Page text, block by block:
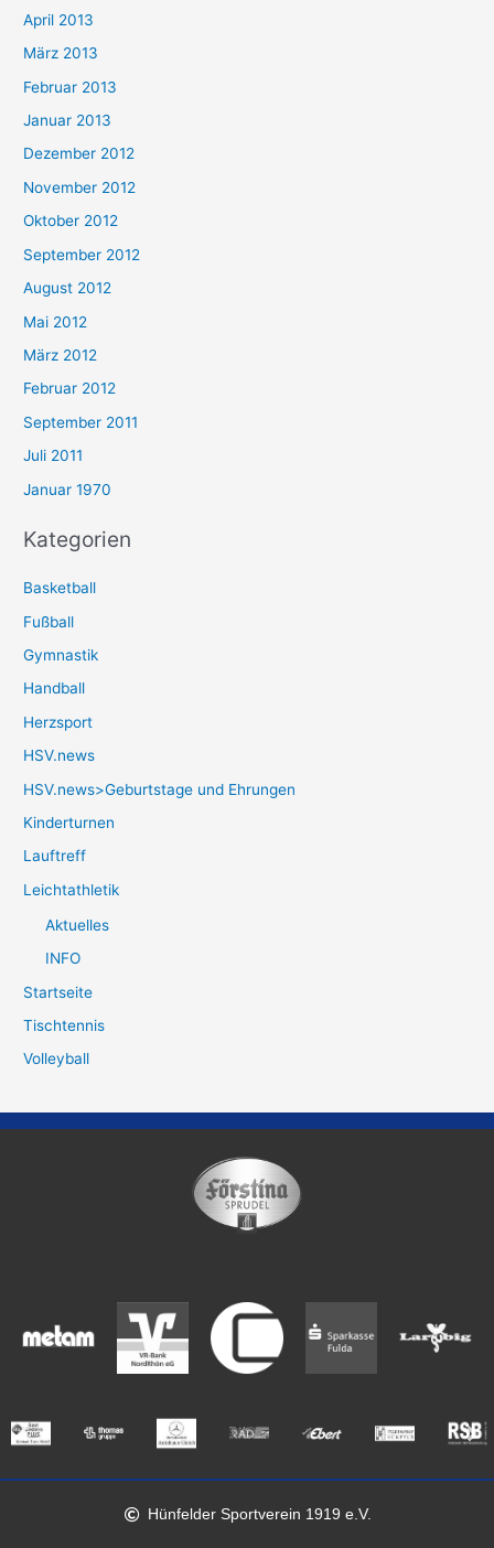
April 2013
März 2013
Februar 2013
Januar 2013
Dezember 2012
November 2012
Oktober 2012
September 2012
August 2012
Mai 2012
März 2012
Februar 2012
September 2011
Juli 2011
Januar 1970
Kategorien
Basketball
Fußball
Gymnastik
Handball
Herzsport
HSV.news
HSV.news>Geburtstage und Ehrungen
Kinderturnen
Lauftreff
Leichtathletik
Aktuelles
INFO
Startseite
Tischtennis
Volleyball
Hünfelder Sportverein 1919 e.V.